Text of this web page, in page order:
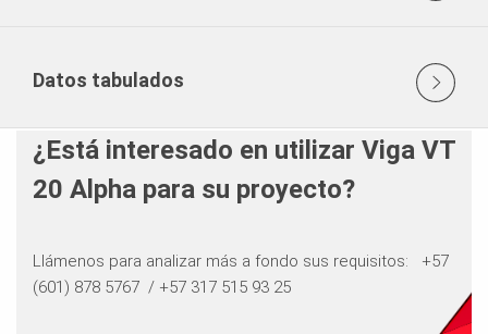
Datos tabulados
¿Está interesado en utilizar Viga VT
20 Alpha para su proyecto?
Llámenos para analizar más a fondo sus requisitos: ​​​​​​​ +57
(601) 878 5767 / +57 317 515 93 25